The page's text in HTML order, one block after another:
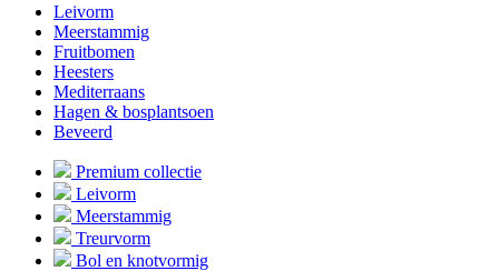
Leivorm
Meerstammig
Fruitbomen
Heesters
Mediterraans
Hagen & bosplantsoen
Beveerd
Premium collectie
Leivorm
Meerstammig
Treurvorm
Bol en knotvormig